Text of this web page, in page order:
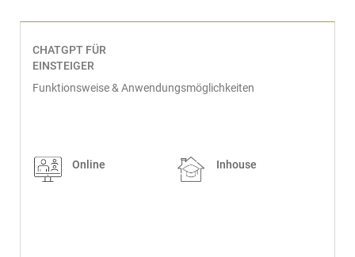
CHATGPT FÜR
EINSTEIGER
Funktionsweise & Anwendungsmöglichkeiten
Online Inhouse